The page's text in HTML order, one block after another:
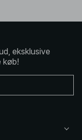
eksklusive
køb!